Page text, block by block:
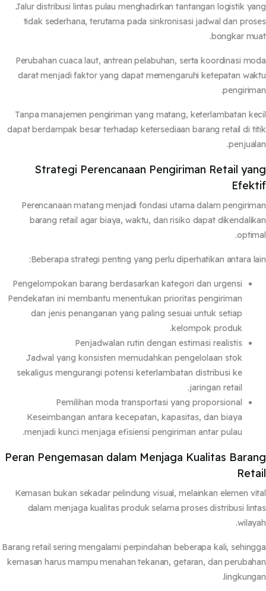
Jalur distribusi lintas pulau menghadirkan tantangan logistik
tidak sederhana, terutama pada sinkronisasi jadwal dan
bongkar
Perubahan cuaca laut, antrean pelabuhan, serta koordinasi
darat menjadi faktor yang dapat memengaruhi ketepatan
Tanpa manajemen pengiriman yang matang, keterlambatan
dapat berdampak besar terhadap ketersediaan barang retail di
Strategi Perencanaan Pengiriman Retail
Perencanaan matang menjadi fondasi utama dalam
barang retail agar biaya, waktu, dan risiko dapat
Beberapa strategi penting yang perlu diperhatikan antara
Pengelompokan barang berdasarkan kategori dan urgensi
Pendekatan ini membantu menentukan prioritas pengiriman
dan jenis penanganan yang paling sesuai untuk setiap
kelompok produk.
Penjadwalan rutin dengan estimasi realistis
Jadwal yang konsisten memudahkan pengelolaan stok
sekaligus mengurangi potensi keterlambatan distribusi ke
jaringan retail.
Pemilihan moda transportasi yang proporsional
Keseimbangan antara kecepatan, kapasitas, dan biaya
menjadi kunci menjaga efisiensi pengiriman antar pulau.
Peran Pengemasan dalam Menjaga Kualitas
Kemasan bukan sekadar pelindung visual, melainkan elemen
dalam menjaga kualitas produk selama proses distribusi
Barang retail sering mengalami perpindahan beberapa kali,
kemasan harus mampu menahan tekanan, getaran, dan